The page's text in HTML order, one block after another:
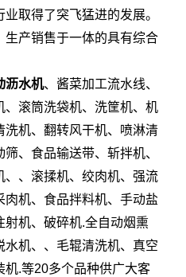
取得了突飞猛进的发展。
生产销售于一体的具有综合
沥水机、酱菜加工流水线、
、滚筒洗袋机、洗筐机、机
洗机、翻转风干机、喷淋清
、食品输送带、斩拌机、
、、滚揉机、绞肉机、强流
肉机、食品拌料机、手动盐
射机、破碎机.全自动烟熏
机、、毛辊清洗机、真空
机.等20多个品种供广大客